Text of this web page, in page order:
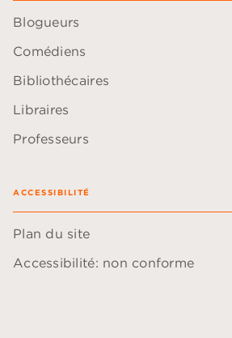
Blogueurs
Comédiens
Bibliothécaires
Libraires
Professeurs
ACCESSIBILITÉ
Plan du site
Accessibilité: non conforme